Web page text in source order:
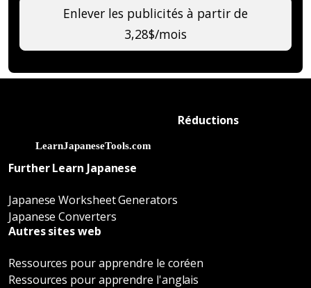
Enlever les publicités à partir de
3,28$/mois
Réductions
Further Learn Japanese
Japanese Worksheet Generators
Japanese Converters
Autres sites web
Ressources pour apprendre le coréen
Ressources pour apprendre l'anglais